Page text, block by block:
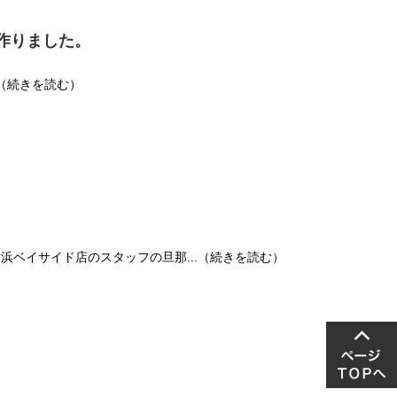
ました。
きを読む）
ベイサイド店のスタッフの旦那...（続きを読む）